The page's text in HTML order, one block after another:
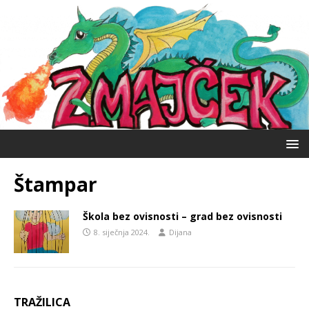
Štampar
Škola bez ovisnosti – grad bez ovisnosti
8. siječnja 2024. Dijana
TRAŽILICA